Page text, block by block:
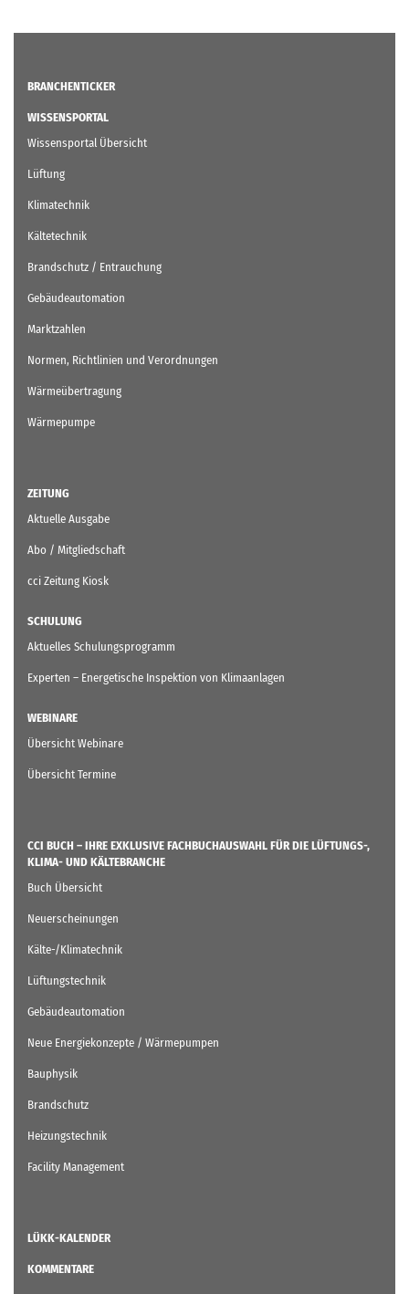
BRANCHENTICKER
WISSENSPORTAL
Wissensportal Übersicht
Lüftung
Klimatechnik
Kältetechnik
Brandschutz / Entrauchung
Gebäudeautomation
Marktzahlen
Normen, Richtlinien und Verordnungen
Wärmeübertragung
Wärmepumpe
ZEITUNG
Aktuelle Ausgabe
Abo / Mitgliedschaft
cci Zeitung Kiosk
SCHULUNG
Aktuelles Schulungsprogramm
Experten – Energetische Inspektion von Klimaanlagen
WEBINARE
Übersicht Webinare
Übersicht Termine
CCI BUCH – IHRE EXKLUSIVE FACHBUCHAUSWAHL FÜR DIE LÜFTUNGS-,
KLIMA- UND KÄLTEBRANCHE
Buch Übersicht
Neuerscheinungen
Kälte-/Klimatechnik
Lüftungstechnik
Gebäudeautomation
Neue Energiekonzepte / Wärmepumpen
Bauphysik
Brandschutz
Heizungstechnik
Facility Management
LÜKK-KALENDER
KOMMENTARE